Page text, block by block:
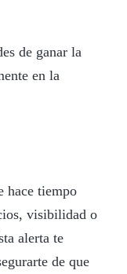
de ganar la
en la
hace tiempo
visibilidad o
alerta te
de que